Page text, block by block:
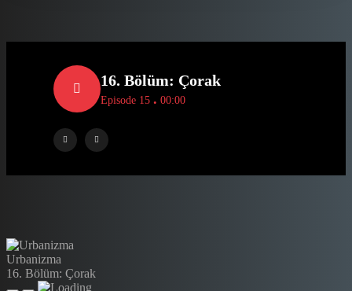
16. Bölüm: Çorak
Episode 15 . 00:00
Urbanizma
16. Bölüm: Çorak